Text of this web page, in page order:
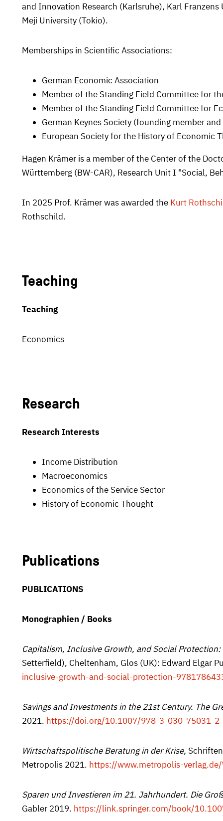
and Innovation Research (Karlsruhe), Karl
Meji University (Tokio).
Memberships in Scientific Associations:
German Economic Association
Member of the Standing Field Committee for
Member of the Standing Field Committee for
German Keynes Society (founding member
European Society for the History of Economic
Hagen Krämer is a member of the Center of the
Württemberg (BW-CAR), Research Unit I "Social,
In 2025 Prof. Krämer was awarded the Kurt
Rothschild.
Teaching
Teaching
Economics
Research
Research Interests
Income Distribution
Macro­economics
Economics of the Service Sector
History of Economic Thought
Publications
PUBLICATIONS
Monographien / Books
Capitalism, Inclusive Growth, and Social
Setterfield), Cheltenham, Glos (UK): Edward Elgar
inclusive-growth-and-social-protection-
Savings and Investments in the 21st Century. The
2021. https://doi.org/10.1007/978-3-030-75031-2
Wirtschaftspolitische Beratung in der Krise,
Metropolis 2021. https://www.metropolis-
Sparen und Investieren im 21. Jahrhundert. Die
Gabler 2019. https://link.springer.com/book/